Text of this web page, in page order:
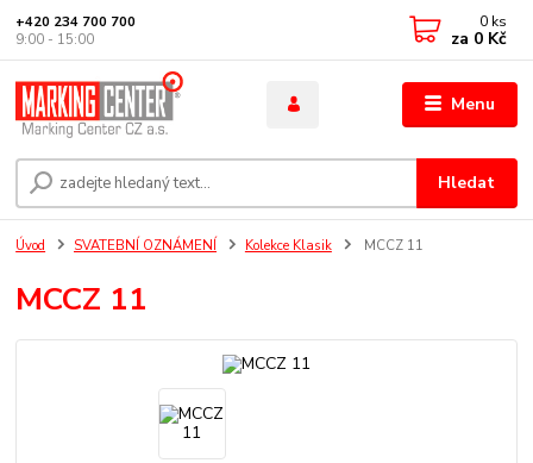
Menu
Hledat
+420 234 700 700
9:00 - 15:00
0 ks
za 0 Kč
Úvod SVATEBNÍ OZNÁMENÍ Kolekce Klasik MCCZ 11
MCCZ 11